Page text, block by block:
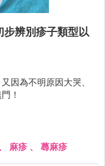
辨別疹子類型以
因為不明原因大哭、
！
麻疹 、 蕁麻疹